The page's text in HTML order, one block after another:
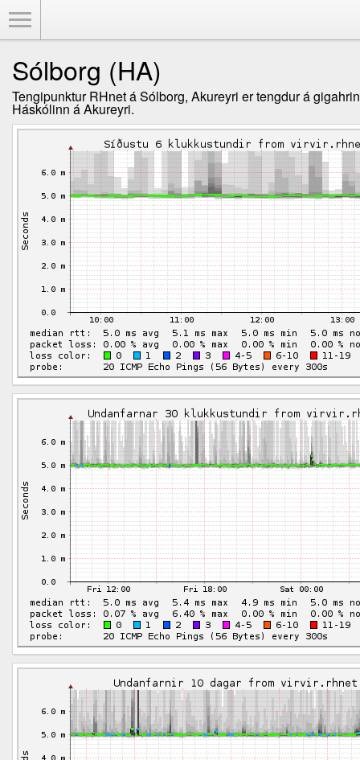
Sólborg (HA)
Tengipunktur RHnet á Sólborg, Akureyri er tengdur á
Háskólinn á Akureyri.